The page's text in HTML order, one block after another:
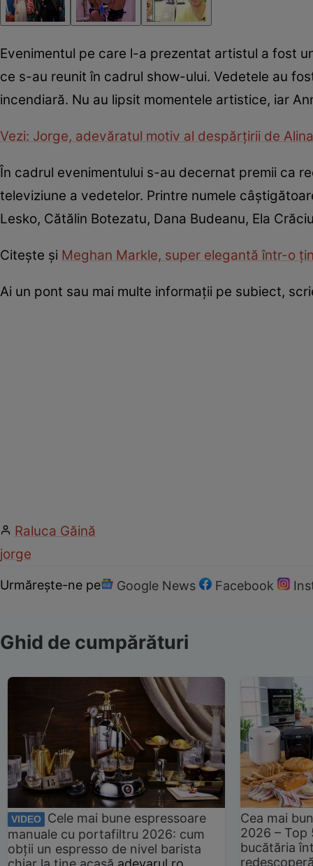
Evenimentul pe care l-a prezentat artistul a fost
ce s-au reunit în cadrul show-ului. Vedetele au
incendiară. Nu au lipsit momentele artistice, iar
Vezi: Jorge, adevăratul motiv al despărțirii de
În cadrul evenimentului s-au decernat premii ca
televiziune a vedetelor. Printre numele
Lesko, Cătălin Botezatu, Dana Budeanu, Ela
Citește și Meghan Markle, super elegantă într-o
Ai un pont sau mai multe informații pe subiect,
Raluca Găină
jorge
Urmărește-ne pe Google News Facebook
Ghid de cumpărături
VIDEO
Cele mai bune espressoare
manuale cu portafiltru 2026: cum
obții un espresso de nivel barista
Cea mai
2026 –
bucătăria